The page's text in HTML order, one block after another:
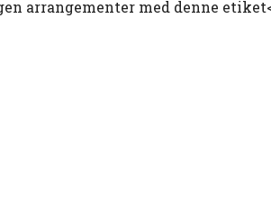
arrangementer med denne